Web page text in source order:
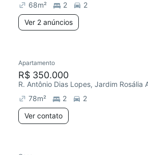
68m² 2
2
Ver 2 anúncios
Apartamento
R$ 350.000
R. Antônio Dias Lopes, Jardim Rosália
78m² 2
2
Ver contato